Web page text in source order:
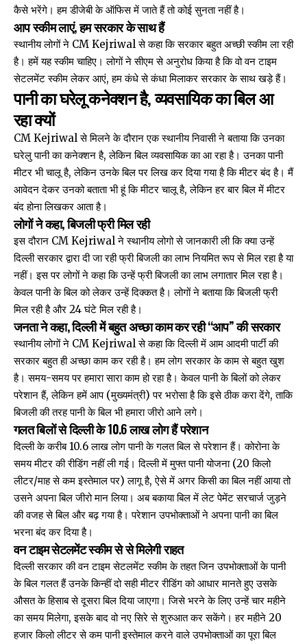
कैसे भरेंगे। हम डीजेबी के ऑफिस में जाते हैं तो कोई सुनता नहीं है।
आप स्कीम लाएं, हम सरकार के साथ हैं
स्थानीय लोगों ने CM Kejriwal से कहा कि सरकार बहुत अच्छी स्कीम ला रही
है। हमें यह स्कीम चाहिए। लोगों ने सीएम से अनुरोध किया है कि वो वन टाइम
सेटलमेंट स्कीम लेकर आएं, हम कंधे से कंधा मिलाकर सरकार के साथ खड़े हैं।
पानी का घरेलू कनेक्शन है, व्यवसायिक का बिल आ
रहा क्यों
CM Kejriwal से मिलने के दौरान एक स्थानीय निवासी ने बताया कि उनका
घरेलु पानी का कनेक्शन है, लेकिन बिल व्यवसायिक का आ रहा है। उनका पानी
मीटर भी चालू है, लेकिन उनके बिल पर लिख कर दिया गया है कि मीटर बंद है। मैं
आवेदन देकर उनको बताता भी हूं कि मीटर चालू है, लेकिन हर बार बिल में मीटर
बंद होना लिखकर आता है।
लोगों ने कहा, बिजली फ्री मिल रही
इस दौरान CM Kejriwal ने स्थानीय लोगो से जानकारी ली कि क्या उन्हें
दिल्ली सरकार द्वारा दी जा रही फ्री बिजली का लाभ नियमित रूप से मिल रहा है या
नहीं। इस पर लोगों ने कहा कि उन्हें फ्री बिजली का लाभ लगातार मिल रहा है।
केवल पानी के बिल को लेकर उन्हें दिक्कत है। लोगों ने बताया कि बिजली फ्री
मिल रही है और 24 घंटे मिल रही है।
जनता ने कहा, दिल्ली में बहुत अच्छा काम कर रही ‘‘आप’’ की सरकार
स्थानीय लोगों ने CM Kejriwal से कहा कि दिल्ली में आम आदमी पार्टी की
सरकार बहुत ही अच्छा काम कर रही है। हम लोग सरकार के काम से बहुत खुश
है। समय-समय पर हमारा सारा काम हो रहा है। केवल पानी के बिलों को लेकर
परेशान हैं, लेकिन हमें आप (मुख्यमंत्री) पर भरोसा है कि इसे ठीक करा देंगे, ताकि
बिजली की तरह पानी के बिल भी हमारा जीरो आने लगे।
गलत बिलों से दिल्ली के 10.6 लाख लोग हैं परेशान
दिल्ली के करीब 10.6 लाख लोग पानी के गलत बिल से परेशान हैं। कोरोना के
समय मीटर की रीडिंग नहीं ली गई। दिल्ली में मुफ्त पानी योजना (20 किलो
लीटर/माह से कम इस्तेमाल पर) लागू है, ऐसे में अगर किसी का बिल नहीं आया तो
उसने अपना बिल जीरो मान लिया। अब बकाया बिल में लेट पेमेंट सरचार्ज जुड़ने
की वजह से बिल और बढ़ गया है। परेशान उपभोक्ताओं ने अपना पानी का बिल
भरना बंद कर दिया है।
वन टाइम सेटलमेंट स्कीम से से मिलेगी राहत
दिल्ली सरकार की वन टाइम सेटलमेंट स्कीम के तहत जिन उपभोक्ताओं के पानी
के बिल गलत हैं उनके किन्हीं दो सही मीटर रीडिंग को आधार मानते हुए उसके
औसत के हिसाब से दूसरा बिल दिया जाएगा। जिसे भरने के लिए उन्हें चार महीने
का समय मिलेगा, इसके बाद वो नए सिरे से शुरुआत कर सकेंगे। हर महीने 20
हजार किलो लीटर से कम पानी इस्तेमाल करने वाले उपभोक्ताओं का पूरा बिल